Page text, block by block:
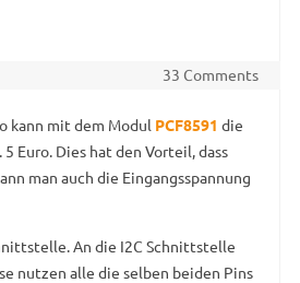
33 Comments
kann mit dem Modul PCF8591 die
Euro. Dies hat den Vorteil, dass
man auch die Eingangsspannung
An die I2C Schnittstelle
nutzen alle die selben beiden Pins